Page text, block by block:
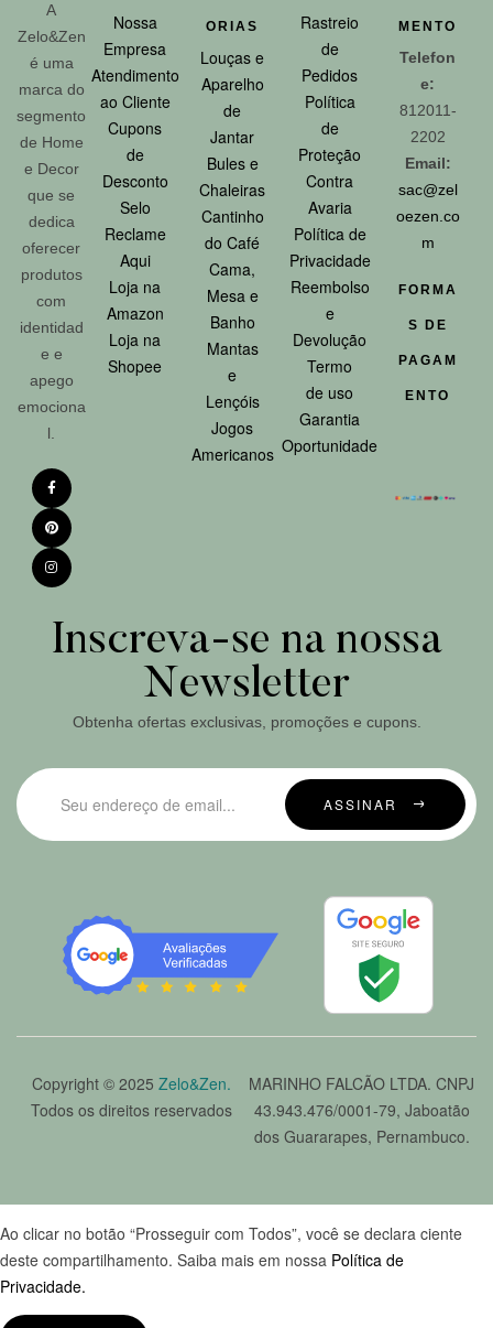
A
Zelo&Zen
é uma
marca do
segmento
de Home
e Decor
que se
dedica
oferecer
produtos
com
identidad
e e
apego
emociona
l.
Nossa
Empresa
Atendimento
ao Cliente
Cupons
de
Desconto
Selo
Reclame
Aqui
Loja na
Amazon
Loja na
Shopee
ORIAS
Louças e
Aparelho
de
Jantar
Bules e
Chaleiras
Cantinho
do Café
Cama,
Mesa e
Banho
Mantas
e
Lençóis
Jogos
Americanos
Rastreio
de
Pedidos
Política
de
Proteção
Contra
Avaria
Política de
Privacidade
Reembolso
e
Devolução
Termo
de uso
Garantia
Oportunidade
MENTO
Telefon
e:
812011-
2202
Email:
sac@zel
oezen.co
m
FORMA
S DE
PAGAM
ENTO
Inscreva-se na nossa
Newsletter
Obtenha ofertas exclusivas, promoções e cupons.
ASSINAR
Copyright © 2025 Zelo&Zen.
Todos os direitos reservados
MARINHO FALCÃO LTDA. CNPJ
43.943.476/0001-79, Jaboatão
dos Guararapes, Pernambuco.
Ao clicar no botão “Prosseguir com Todos”, você se declara ciente
deste compartilhamento. Saiba mais em nossa Política de
Privacidade.